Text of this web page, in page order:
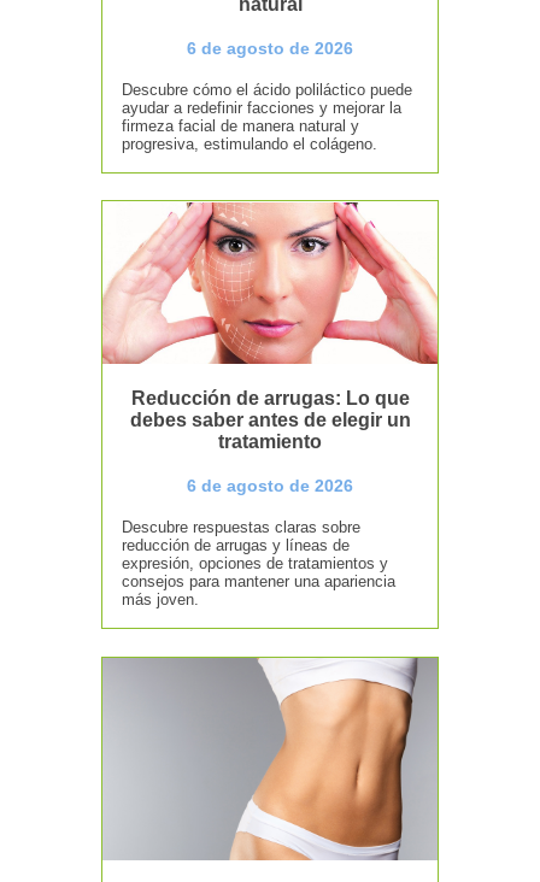
6 de agosto de 2026
Descubre cómo el ácido poliláctico puede
ayudar a redefinir facciones y mejorar la
firmeza facial de manera natural y
progresiva, estimulando el colágeno.
Reducción de arrugas: Lo que
debes saber antes de elegir un
tratamiento
6 de agosto de 2026
Descubre respuestas claras sobre
reducción de arrugas y líneas de
expresión, opciones de tratamientos y
consejos para mantener una apariencia
más joven.